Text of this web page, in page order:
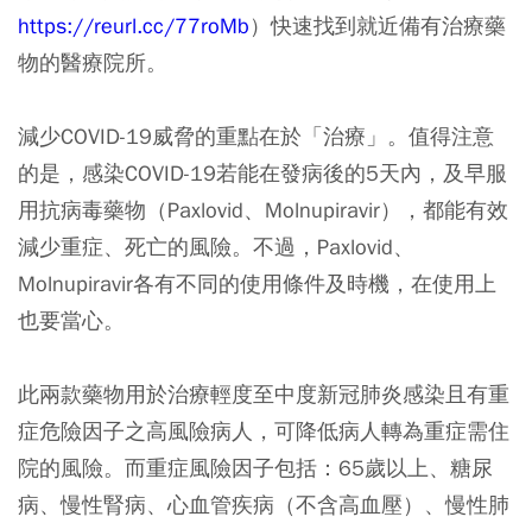
https://reurl.cc/77roMb）快速找到就近備有治療藥
物的醫療院所。
減少COVID-19威脅的重點在於「治療」。值得注意
的是，感染COVID-19若能在發病後的5天內，及早服
用抗病毒藥物（Paxlovid、Molnupiravir），都能有效
減少重症、死亡的風險。不過，Paxlovid、
Molnupiravir各有不同的使用條件及時機，在使用上
也要當心。
此兩款藥物用於治療輕度至中度新冠肺炎感染且有重
症危險因子之高風險病人，可降低病人轉為重症需住
院的風險。而重症風險因子包括：65歲以上、糖尿
病、慢性腎病、心血管疾病（不含高血壓）、慢性肺